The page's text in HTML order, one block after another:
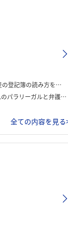
ライアントに提案する内容を考えた。
をするという流れだった。
全ての内容を見る